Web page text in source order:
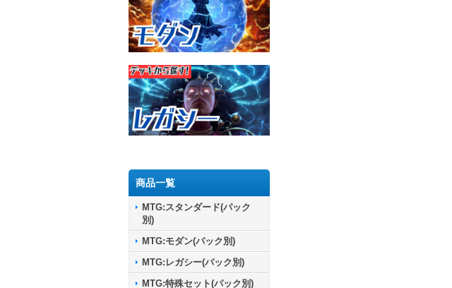
商品一覧
MTG:スタンダード(パック
別)
MTG:モダン(パック別)
MTG:レガシー(パック別)
MTG:特殊セット(パック別)